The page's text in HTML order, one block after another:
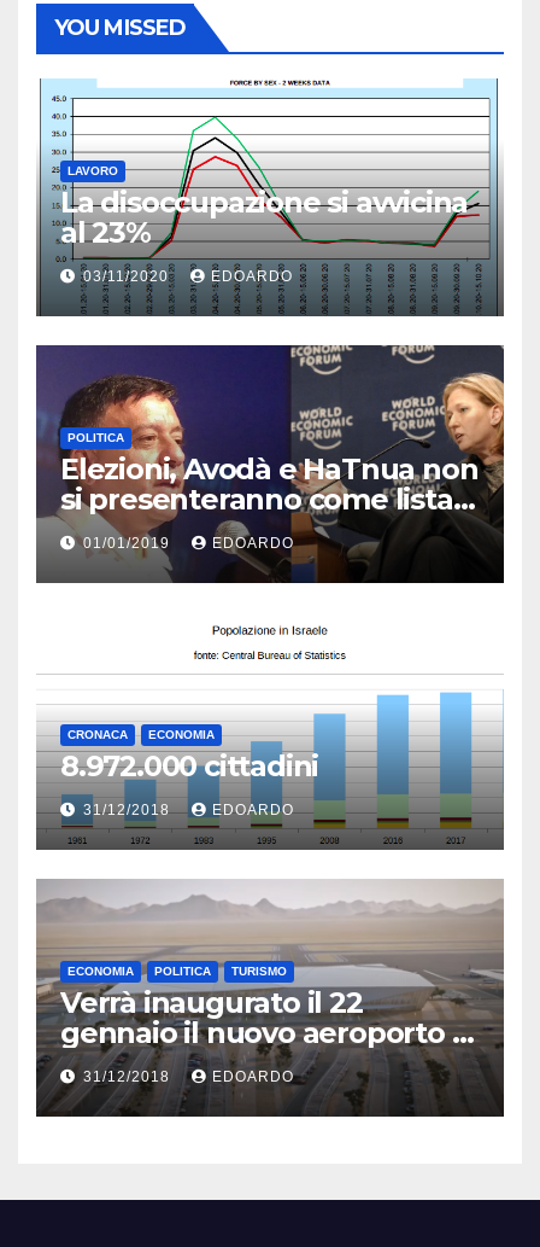
YOU MISSED
LAVORO
La disoccupazione si avvicina
al 23%
03/11/2020 EDOARDO
POLITICA
Elezioni, Avodà e HaTnua non
si presenteranno come lista
unica
01/01/2019 EDOARDO
CRONACA ECONOMIA
8.972.000 cittadini
31/12/2018 EDOARDO
ECONOMIA POLITICA TURISMO
Verrà inaugurato il 22
gennaio il nuovo aeroporto di
Eilat
31/12/2018 EDOARDO